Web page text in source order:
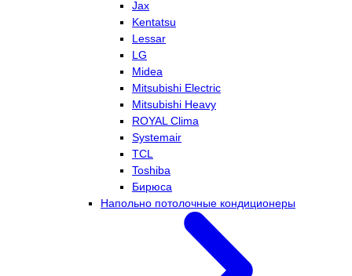
Jax
Kentatsu
Lessar
LG
Midea
Mitsubishi Electric
Mitsubishi Heavy
ROYAL Clima
Systemair
TCL
Toshiba
Бирюса
Напольно потолочные кондиционеры